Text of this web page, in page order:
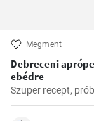
Megment
Debreceni
ebédre
Szuper recept,